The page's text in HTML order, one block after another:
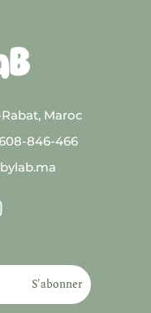
Maroc
846-466
S'abonner